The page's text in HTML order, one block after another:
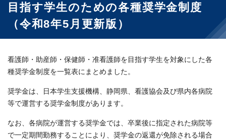
目指す学生のための各種奨学金制度
（令和8年5月更新版）
看護師・助産師・保健師・准看護師を目指す学生を対象にした各
種奨学金制度を一覧表にまとめました。
奨学金は、日本学生支援機構、静岡県、看護協会及び県内各病院
等で運営する奨学金制度があります。
なお、各病院が運営する奨学金では、卒業後に指定された病院等
で一定期間勤務することにより、奨学金の返還が免除される場合